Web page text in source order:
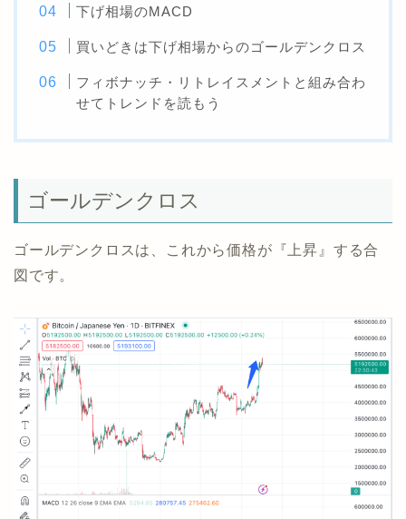
下げ相場のMACD
買いどきは下げ相場からのゴールデンクロス
フィボナッチ・リトレイスメントと組み合わ
せてトレンドを読もう
ゴールデンクロス
ゴールデンクロスは、これから価格が『上昇』する合
図です。